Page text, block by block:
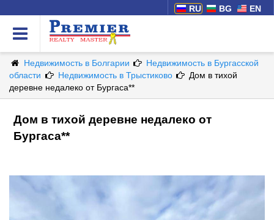
RU BG EN
Недвижимость в Болгарии
Недвижимость в Бургасской
области
Недвижимость в Трыстиково
Дом в тихой
деревне недалеко от Бургаса**
Дом в тихой деревне недалеко от
Бургаса**